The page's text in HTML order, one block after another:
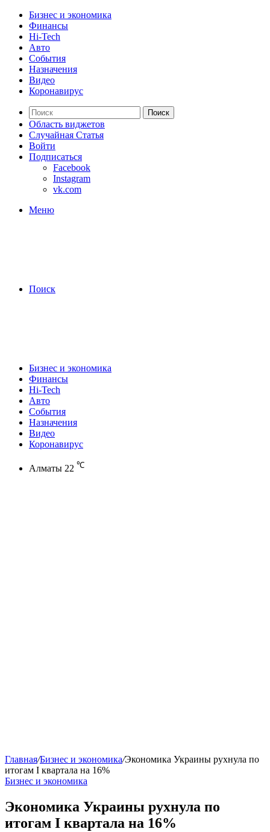
Бизнес и экономика
Финансы
Hi-Tech
Авто
События
Назначения
Видео
Коронавирус
Поиск
Область виджетов
Случайная Статья
Войти
Подписаться
Facebook
Instagram
vk.com
Меню
Поиск
Бизнес и экономика
Финансы
Hi-Tech
Авто
События
Назначения
Видео
Коронавирус
Алматы 22 ℃
Главная/Бизнес и экономика/Экономика Украины рухнула по
итогам I квартала на 16%
Бизнес и экономика
Экономика Украины рухнула по
итогам I квартала на 16%